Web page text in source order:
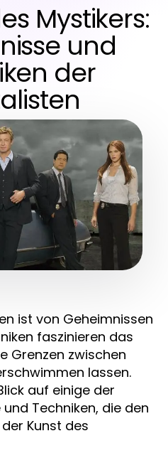
Mystikers:
und
der
ist von Geheimnissen
faszinieren das
Grenzen zwischen
lassen.
auf einige der
Techniken, die den
Kunst des